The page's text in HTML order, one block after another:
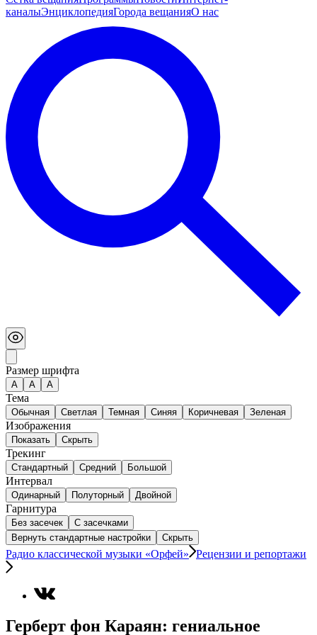
каналыЭнциклопедияГорода вещанияО нас
Размер шрифта
А A A
Тема
Обычная Светлая Темная Синяя Коричневая Зеленая
Изображения
Показать Скрыть
Трекинг
Стандартный Средний Большой
Интервал
Одинарный Полуторный Двойной
Гарнитура
Без засечек
С засечками
Вернуть стандартные настройки
Скрыть
Радио классической музыки «Орфей» Рецензии и репортажи
Герберт фон Караян: гениальное